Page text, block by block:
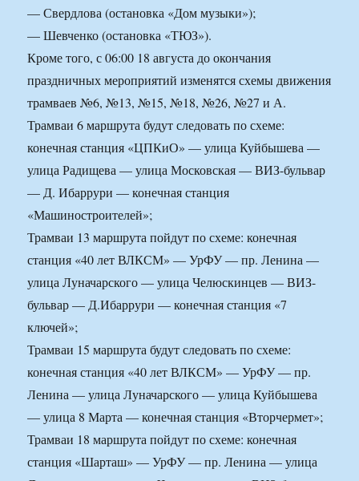
— Свердлова (остановка «Дом музыки»);
— Шевченко (остановка «ТЮЗ»).
Кроме того, с 06:00 18 августа до окончания
праздничных мероприятий изменятся схемы движения
трамваев №6, №13, №15, №18, №26, №27 и А.
Трамваи 6 маршрута будут следовать по схеме:
конечная станция «ЦПКиО» — улица Куйбышева —
улица Радищева — улица Московская — ВИЗ-бульвар
— Д. Ибаррури — конечная станция
«Машиностроителей»;
Трамваи 13 маршрута пойдут по схеме: конечная
станция «40 лет ВЛКСМ» — УрФУ — пр. Ленина —
улица Луначарского — улица Челюскинцев — ВИЗ-
бульвар — Д.Ибаррури — конечная станция «7
ключей»;
Трамваи 15 маршрута будут следовать по схеме:
конечная станция «40 лет ВЛКСМ» — УрФУ — пр.
Ленина — улица Луначарского — улица Куйбышева
— улица 8 Марта — конечная станция «Вторчермет»;
Трамваи 18 маршрута пойдут по схеме: конечная
станция «Шарташ» — УрФУ — пр. Ленина — улица